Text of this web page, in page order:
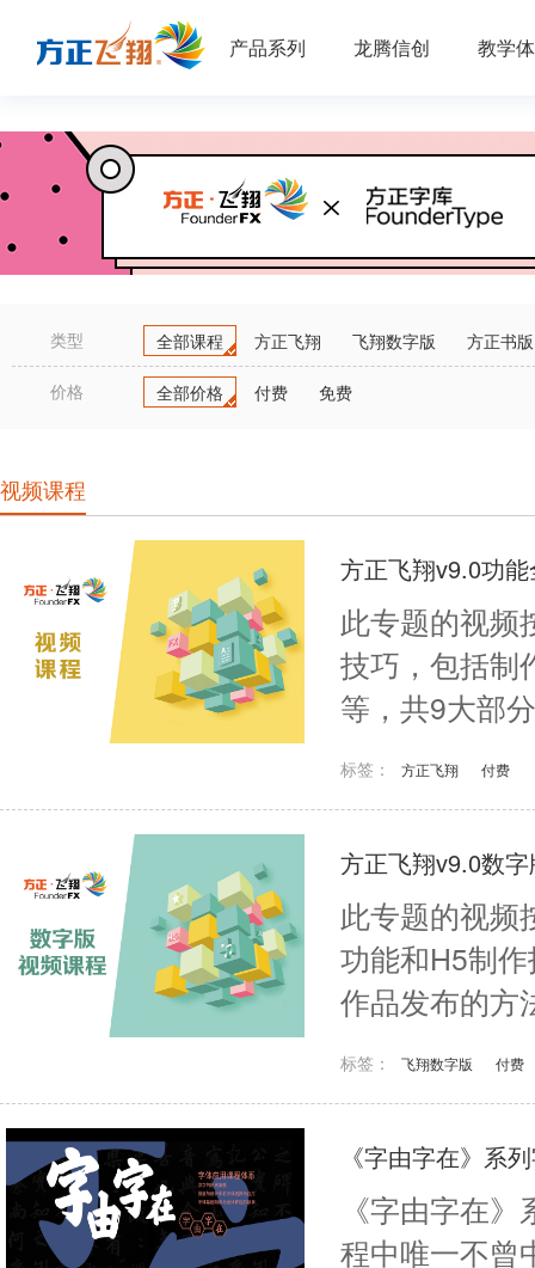
产品系列 龙腾信创 教学
类型 全部课程 方正飞翔 飞翔数字版 方正书版
价格 全部价格 付费 免费
视频课程
方正飞翔v9.0功
此专题的视频
技巧，包括制
等，共9大部
标签： 方正飞翔 付费
方正飞翔v9.0数
此专题的视频
功能和H5制
作品发布的方
标签： 飞翔数字版 付费
《字由字在》系
《字由字在
程中唯一不曾